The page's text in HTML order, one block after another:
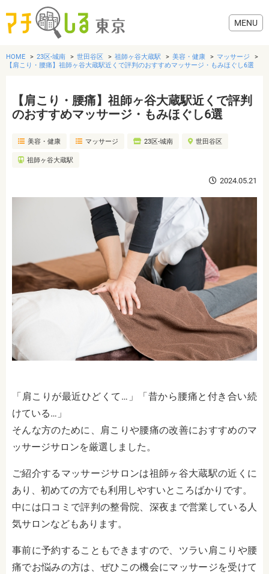
グルメ
美容・健康
HOME 23区-城南 世田谷区 祖師ヶ谷大蔵駅 美容・健康
マッサージ
【肩こり・腰痛】祖師ヶ谷大蔵駅近くで評判のおすすめマッサージ・もみほぐし6選
【肩こり・腰痛】祖師ヶ谷大蔵駅近くで評判
のおすすめマッサージ・もみほぐし6選
美容・健康 マッサージ 23区-城南 世田谷区
祖師ヶ谷大蔵駅
2024.05.21
「肩こりが最近ひどくて…」「昔から腰痛と付き合い続
けている…」
そんな方のために、肩こりや腰痛の改善におすすめのマ
ッサージサロンを厳選しました。
ご紹介するマッサージサロンは祖師ヶ谷大蔵駅の近くに
あり、初めての方でも利用しやすいところばかりです。
中には口コミで評判の整骨院、深夜まで営業している人
気サロンなどもあります。
事前に予約することもできますので、ツラい肩こりや腰
痛でお悩みの方は、ぜひこの機会にマッサージを受けて